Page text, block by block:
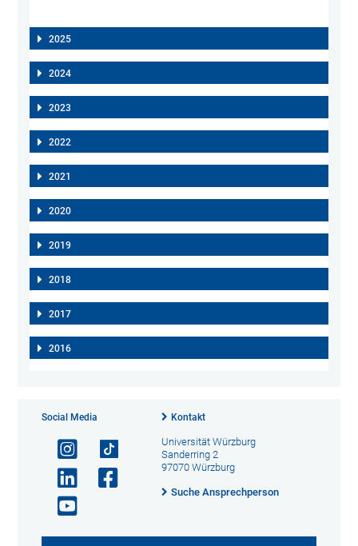
2025
2024
2023
2022
2021
2020
2019
2018
2017
2016
Social Media Kontakt
Universität Würzburg
Sanderring 2
97070 Würzburg
Suche Ansprechperson